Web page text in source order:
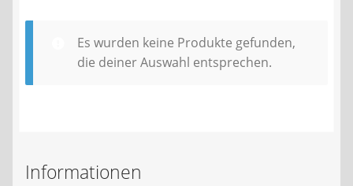
Warenkorb
Liefer- und Versandkosten
Es wurden keine Produkte gefunden,
die deiner Auswahl entsprechen.
Informationen